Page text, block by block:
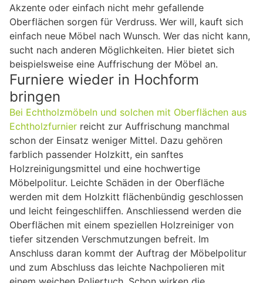
Akzente oder einfach nicht mehr gefallende
Oberflächen sorgen für Verdruss. Wer will, kauft sich
einfach neue Möbel nach Wunsch. Wer das nicht kann,
sucht nach anderen Möglichkeiten. Hier bietet sich
beispielsweise eine Auffrischung der Möbel an.
Furniere wieder in Hochform
bringen
Bei Echtholzmöbeln und solchen mit Oberflächen aus
Echtholzfurnier reicht zur Auffrischung manchmal
schon der Einsatz weniger Mittel. Dazu gehören
farblich passender Holzkitt, ein sanftes
Holzreinigungsmittel und eine hochwertige
Möbelpolitur. Leichte Schäden in der Oberfläche
werden mit dem Holzkitt flächenbündig geschlossen
und leicht feingeschliffen. Anschliessend werden die
Oberflächen mit einem speziellen Holzreiniger von
tiefer sitzenden Verschmutzungen befreit. Im
Anschluss daran kommt der Auftrag der Möbelpolitur
und zum Abschluss das leichte Nachpolieren mit